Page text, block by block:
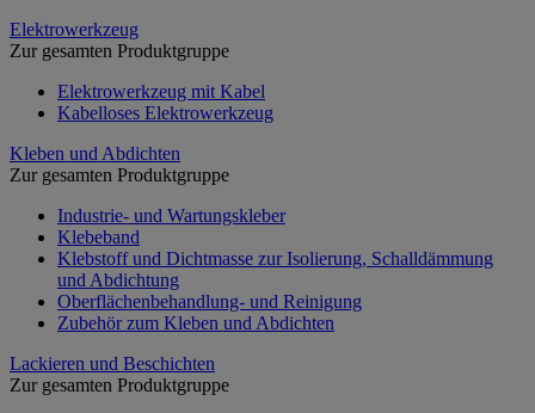
Elektrowerkzeug
Zur gesamten Produktgruppe
Elektrowerkzeug mit Kabel
Kabelloses Elektrowerkzeug
Kleben und Abdichten
Zur gesamten Produktgruppe
Industrie- und Wartungskleber
Klebeband
Klebstoff und Dichtmasse zur Isolierung, Schalldämmung
und Abdichtung
Oberflächenbehandlung- und Reinigung
Zubehör zum Kleben und Abdichten
Lackieren und Beschichten
Zur gesamten Produktgruppe